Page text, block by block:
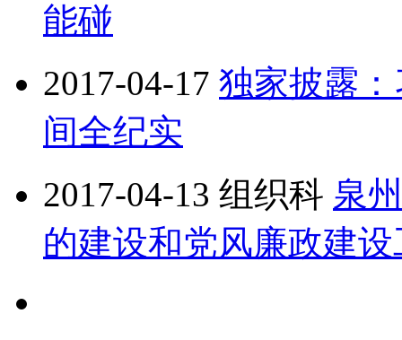
能碰
2017-04-17 独家披露：
间全纪实
2017-04-13 组织科 泉
的建设和党风廉政建设